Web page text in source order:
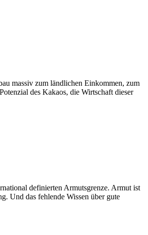
massiv zum ländlichen Einkommen, zum
des Kakaos, die Wirtschaft dieser
definierten Armutsgrenze. Armut ist
Und das fehlende Wissen über gute